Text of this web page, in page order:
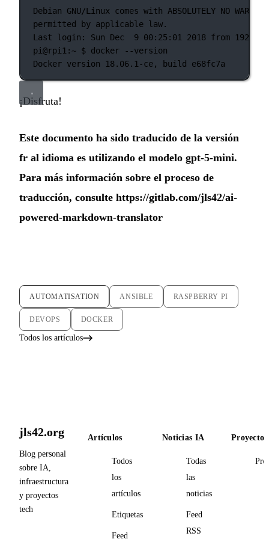
Debian GNU/Linux comes with ABSOLUTELY NO
permitted
by applicable law.
Last
login: Sun Dec 9 00:25:01 2018 from
pi@rpi1:~ $ docker
--version
Docker version 18.06.1-ce, build e68fc7a
¡Disfruta!
Este documento ha sido traducido de la versión
fr al idioma es utilizando el modelo gpt-5-mini.
Para más información sobre el proceso de
traducción, consulte https://gitlab.com/jls42/ai-
powered-markdown-translator
AUTOMATISATION ANSIBLE RASPBERRY PI
DEVOPS DOCKER
Todos los artículos
jls42.org
Blog personal
sobre IA,
infraestructura
y proyectos
tech
Artículos
Todos
los
artículos
Etiquetas
Feed
Noticias IA
Todas
las
noticias
Feed
RSS
Proyectos